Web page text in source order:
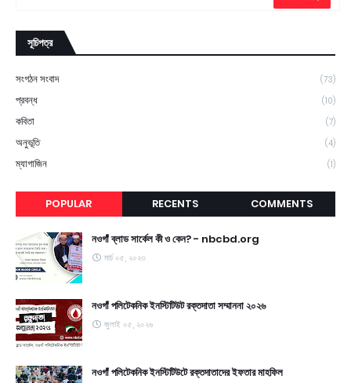
সূচিপত্র
সংগঠন সংবাদ (73)
প্রবন্ধ (10)
কবিতা (7)
অনুভূতি (4)
ম্যাগাজিন (1)
POPULAR RECENTS COMMENTS
নওগাঁ ব্লাড সার্কেল কী ও কেন? - nbcbd.org
মার্চ ০৫, ২০২৩
নওগাঁ পলিটেকনিক ইনস্টিটিউট রক্তদাতা সম্মাননা ২০২৬
জুলাই ০৫, ২০২৬
নওগাঁ পলিটেকনিক ইনস্টিটিউটে রক্তদাতাদের ইফতার মাহফিল